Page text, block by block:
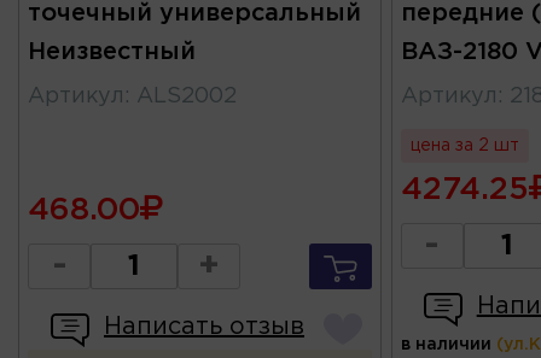
точечный универсальный
Неизвестный
Артикул : ALS2002
468.00
- +
Написать отзыв
передние
ВАЗ-2180
Артикул :
цена за 2 шт
4274.25
-
в наличии